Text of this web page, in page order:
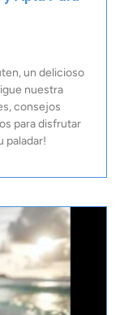
un delicioso
nuestra
consejos
para disfrutar
paladar!